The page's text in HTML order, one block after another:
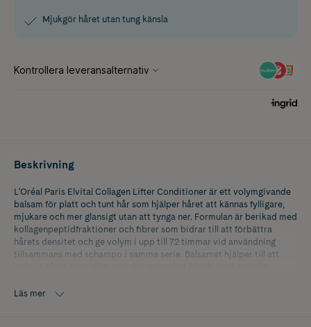
Mjukgör håret utan tung känsla
Beskrivning
L'Oréal Paris Elvital Collagen Lifter Conditioner är ett volymgivande
balsam för platt och tunt hår som hjälper håret att kännas fylligare,
mjukare och mer glansigt utan att tynga ner. Formulan är berikad med
kollagenpeptidfraktioner och fibrer som bidrar till att förbättra
hårets densitet och ge volym i upp till 72 timmar vid användning
tillsammans med schampo i samma serie. Balsamet hjälper till att
mjukt resultat med glans.
Läs mer